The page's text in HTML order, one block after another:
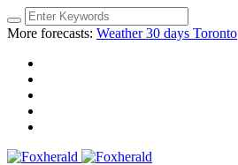
More forecasts: Weather 30 days Toronto